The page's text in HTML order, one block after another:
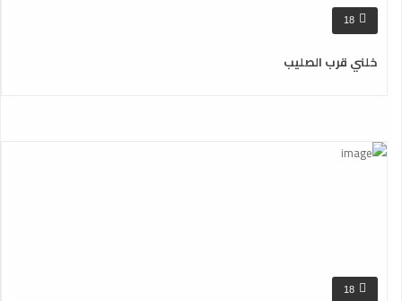
18
خلني قرب الصليب
18